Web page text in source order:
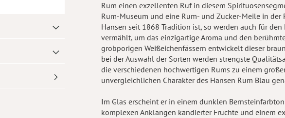
Rum einen exzellenten Ruf in diesem
Rum-Museum und eine Rum- und Zucker-Meile in
Hansen seit 1868 Tradition ist, so werden auch für
vermählt, um das einzigartige Aroma und den
grobporigen Weißeichenfässern entwickelt dieser
bei der Auswahl der Sorten werden strengste
die verschiedenen hochwertigen Rums zu einem
unvergleichlichen Charakter des Hansen Rum Blau
Im Glas erscheint er in einem dunklen
komplexen Anklängen kandierter Früchte und einem